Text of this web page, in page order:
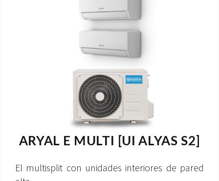
ARYAL E MULTI [UI ALYAS S2]
El multisplit con unidades interiores de pared